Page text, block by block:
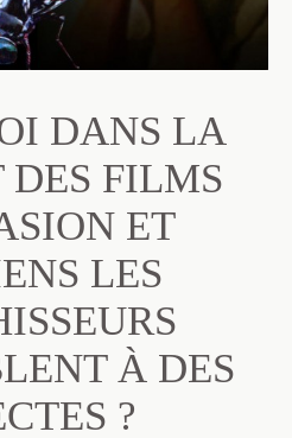
DANS LA
DES FILMS
ET
LES
À DES
?